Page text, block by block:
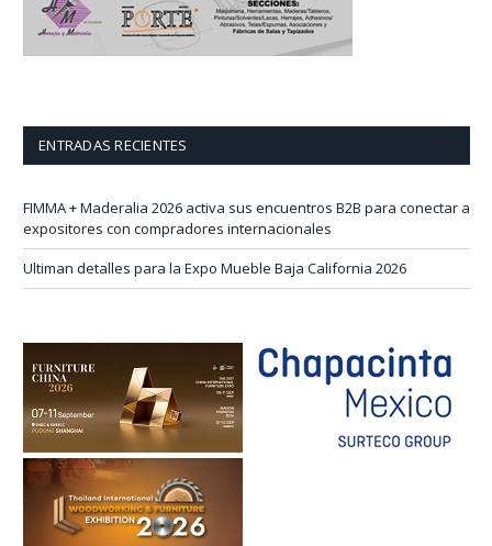
ENTRADAS RECIENTES
FIMMA + Maderalia 2026 activa sus encuentros B2B para conectar a
expositores con compradores internacionales
Ultiman detalles para la Expo Mueble Baja California 2026